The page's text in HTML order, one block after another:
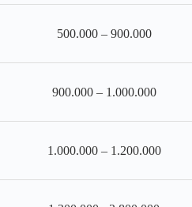
500.000 – 900.000
900.000 – 1.000.000
1.000.000 – 1.200.000